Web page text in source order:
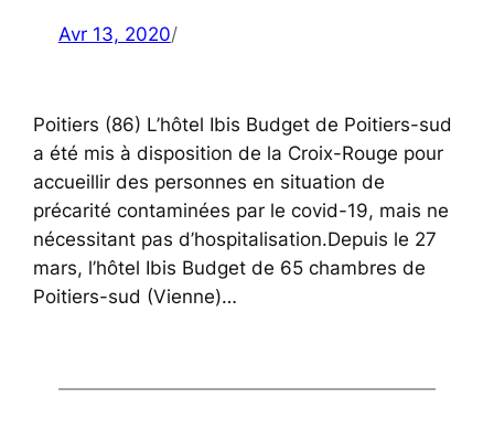
Avr 13, 2020/
Poitiers (86) L’hôtel Ibis Budget de Poitiers-sud
a été mis à disposition de la Croix-Rouge pour
accueillir des personnes en situation de
précarité contaminées par le covid-19, mais ne
nécessitant pas d’hospitalisation.Depuis le 27
mars, l’hôtel Ibis Budget de 65 chambres de
Poitiers-sud (Vienne)…